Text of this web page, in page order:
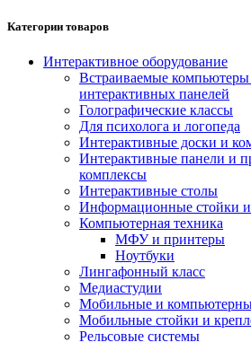
Категории товаров
Интерактивное оборудование
Встраиваемые компьютеры
интерактивных панелей
Голографические классы
Для психолога и логопеда
Интерактивные доски и
Интерактивные панели и
комплексы
Интерактивные столы
Информационные стойки
Компьютерная техника
МФУ и принтеры
Ноутбуки
Лингафонный класс
Медиастудии
Мобильные и
Мобильные стойки и
Рельсовые системы